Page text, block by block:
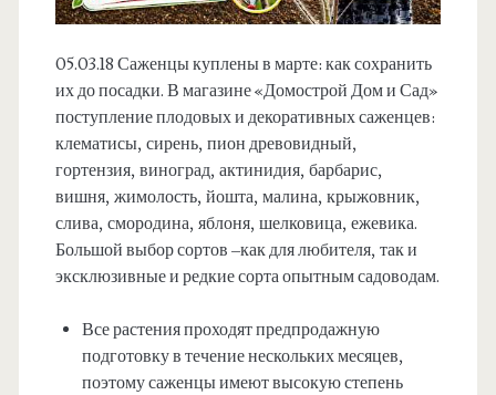
05.03.18 Саженцы куплены в марте: как сохранить
их до посадки. В магазине «Домострой Дом и Сад»
поступление плодовых и декоративных саженцев:
клематисы, сирень, пион древовидный,
гортензия, виноград, актинидия, барбарис,
вишня, жимолость, йошта, малина, крыжовник,
слива, смородина, яблоня, шелковица, ежевика.
Большой выбор сортов –как для любителя, так и
эксклюзивные и редкие сорта опытным садоводам.
Все растения проходят предпродажную
подготовку в течение нескольких месяцев,
поэтому саженцы имеют высокую степень